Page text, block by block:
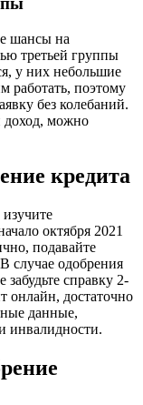
шансы на
третьей группы
у них небольшие
работать, поэтому
без колебаний.
доход, можно
кредита
октября 2021
подавайте
случае одобрения
справку 2-
достаточно
данные,
инвалидности.